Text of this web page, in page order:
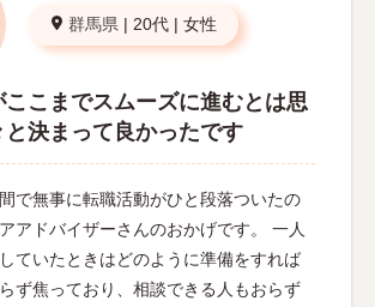
群馬県 | 20代 | 女性
こまでスムーズに進むとは思
決まって良かったです
で無事に転職活動がひと段落ついたの
アドバイザーさんのおかげです。 一人
ていたときはどのように準備をすれば
ず焦っており、相談できる人もおらず